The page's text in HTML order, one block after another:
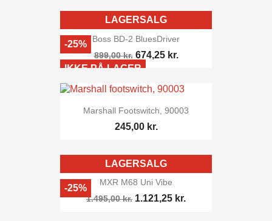
Boss BD-2 BluesDriver
899,00 kr. 674,25 kr.
LAGERSALG
-25%
IKKE PÅ LAGER
Marshall Footswitch, 90003
245,00 kr.
MXR M68 Uni Vibe
1.495,00 kr. 1.121,25 kr.
LAGERSALG
-25%